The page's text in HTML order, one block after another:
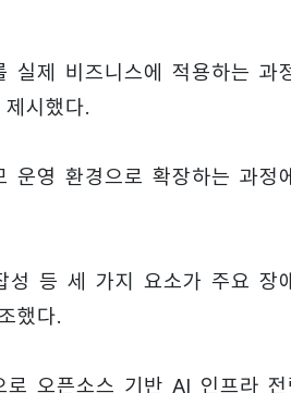
제 비즈니스에 적용하는 과
시했다.
영 환경으로 확장하는 과정
등 세 가지 요소가 주요 장
했다.
오픈소스 기반 AI 인프라 전